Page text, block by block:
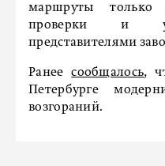
маршруты только
проверки и
представителями
Ранеесообщалось,
Петербурге
возгораний.